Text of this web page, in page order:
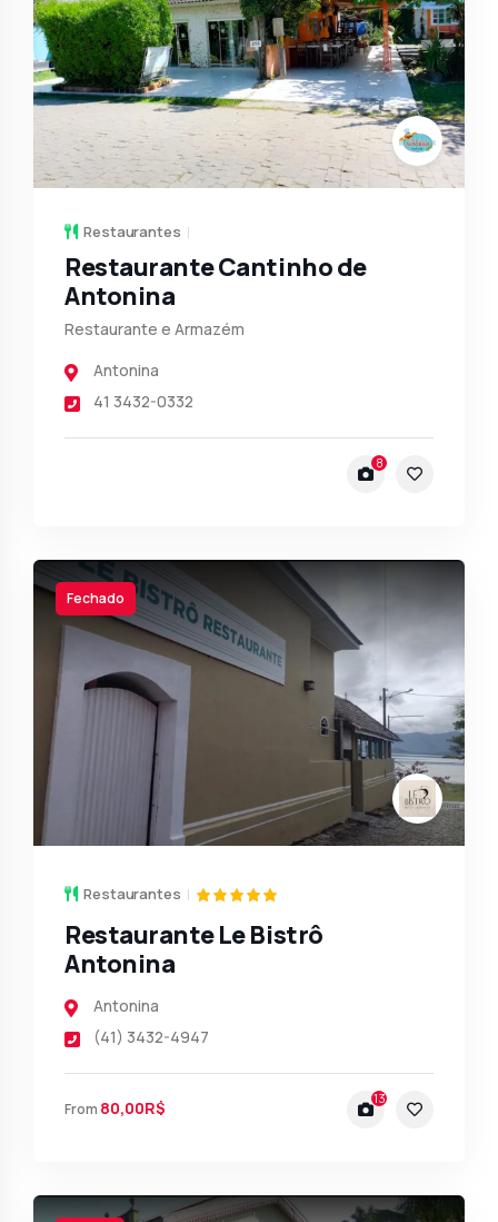
Restaurantes
Restaurante Cantinho de
Antonina
Restaurante e Armazém
Antonina
41 3432-0332
8
Fechado
Restaurantes
Restaurante Le Bistrô
Antonina
Antonina
(41) 3432-4947
From 80,00R$ 13